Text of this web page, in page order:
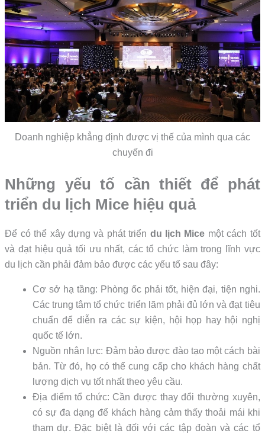
Doanh nghiệp khẳng định được vị thế của mình qua các
chuyến đi
Những yếu tố cần thiết để phát
triển du lịch Mice hiệu quả
Để có thể xây dựng và phát triển du lịch Mice một cách tốt
và đạt hiệu quả tối ưu nhất, các tổ chức làm trong lĩnh vực
du lịch cần phải đảm bảo được các yếu tố sau đây:
Cơ sở hạ tầng: Phòng ốc phải tốt, hiện đại, tiện nghi.
Các trung tâm tổ chức triển lãm phải đủ lớn và đạt tiêu
chuẩn để diễn ra các sự kiện, hội họp hay hội nghị
quốc tế lớn.
Nguồn nhân lực: Đảm bảo được đào tạo một cách bài
bản. Từ đó, họ có thể cung cấp cho khách hàng chất
lượng dịch vụ tốt nhất theo yêu cầu.
Địa điểm tổ chức: Cần được thay đổi thường xuyên,
có sự đa dạng để khách hàng cảm thấy thoải mái khi
tham dự. Đặc biệt là đối với các tập đoàn và các tổ